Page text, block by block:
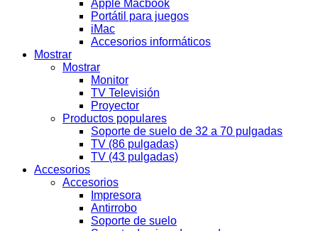
Apple Macbook
Portátil para juegos
iMac
Accesorios informáticos
Mostrar
Mostrar
Monitor
TV Televisión
Proyector
Productos populares
Soporte de suelo de 32 a 70 pulgadas
TV (86 pulgadas)
TV (43 pulgadas)
Accesorios
Accesorios
Impresora
Antirrobo
Soporte de suelo